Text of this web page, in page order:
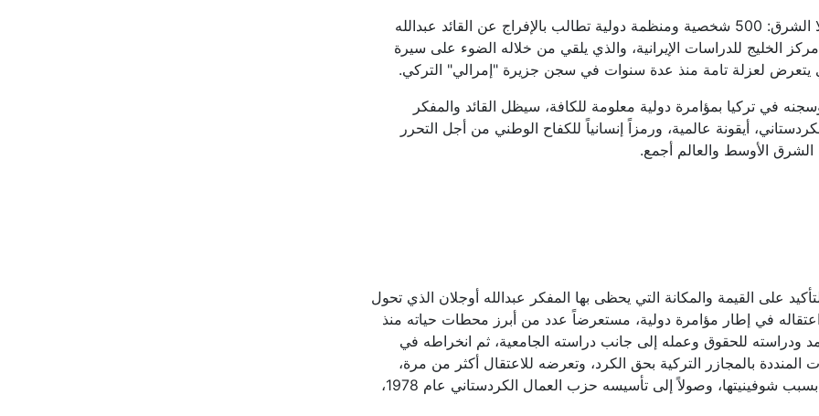
وقد صدر مؤخرًا كتاب "ربع قرن على اعتقال مانديلا الشرق: 500 شخصية ومنظمة دولية تطالب بالإفراج عن القائد عبدالله
الخليج للدراسات الإيرانية، والذي يلقي من خلاله الضوء على سيرة
.
عاماً على اعتقاله وسجنه في تركيا بمؤامرة دولية معلومة للكافة، سيظل القائد والمفكر
أيقونة عالمية، ورمزاً إنسانياً للكفاح الوطني من أجل التحرر
الأوسط والعالم أجمع.
على القيمة والمكانة التي يحظى بها المفكر عبدالله أوجلان الذي تحول
في إطار مؤامرة دولية، مستعرضاً عدد من أبرز محطات حياته منذ
للحقوق وعمله إلى جانب دراسته الجامعية، ثم انخراطه في
بالمجازر التركية بحق الكرد، وتعرضه للاعتقال أكثر من مرة،
وانضمامه للحركات اليسارية التركية وانفصاله عنها بسبب شوفينيتها، وصولاً إلى تأسيسه حزب العمال الكردستاني عام 1978،